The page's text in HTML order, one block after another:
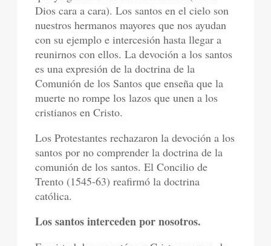
Dios cara a cara). Los santos en el cielo son
nuestros hermanos mayores que nos ayudan
con su ejemplo e intercesión hasta llegar a
reunirnos con ellos. La devoción a los santos
es una expresión de la doctrina de la
Comunión de los Santos que enseña que la
muerte no rompe los lazos que unen a los
cristianos en Cristo.
Los Protestantes rechazaron la devoción a los
santos por no comprender la doctrina de la
comunión de los santos. El Concilio de
Trento (1545-63) reafirmó la doctrina
católica.
Los santos interceden por nosotros.